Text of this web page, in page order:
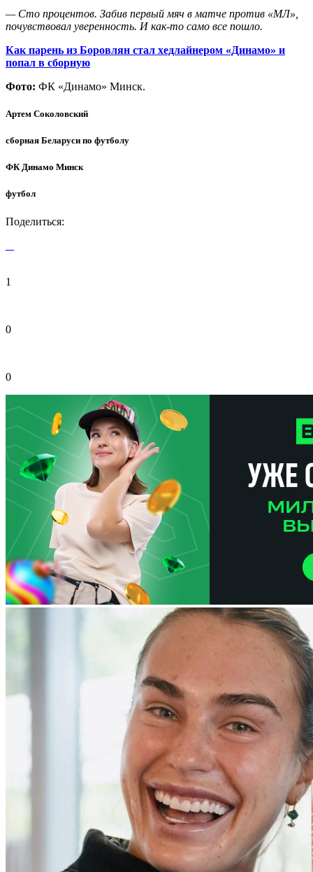
— Сто процентов. Забив первый мяч в матче против «МЛ»,
почувствовал уверенность. И как-то само все пошло.
Как парень из Боровлян стал хедлайнером «Динамо» и
попал в сборную
Фото: ФК «Динамо» Минск.
Артем Соколовский
сборная Беларуси по футболу
ФК Динамо Минск
футбол
Поделиться:
1
0
0